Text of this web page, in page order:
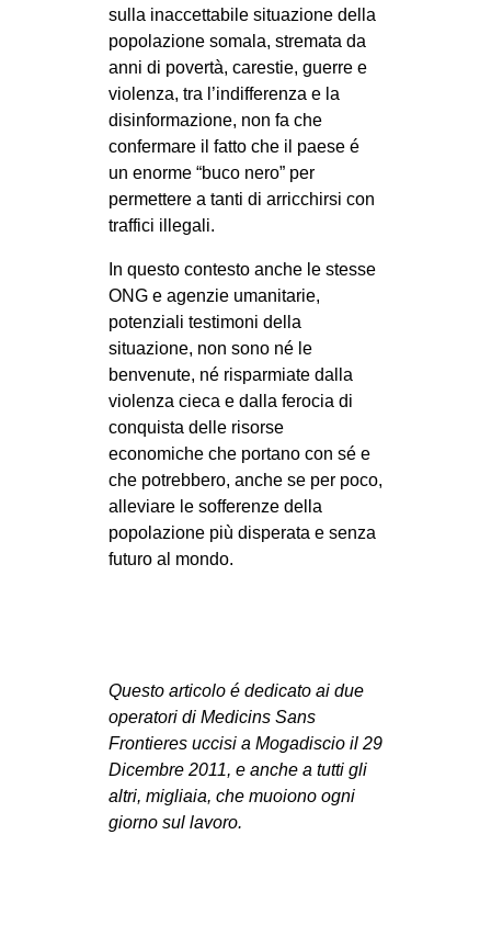
sulla inaccettabile situazione della
popolazione somala, stremata da
anni di povertà, carestie, guerre e
violenza, tra l’indifferenza e la
disinformazione, non fa che
confermare il fatto che il paese é
un enorme “buco nero” per
permettere a tanti di arricchirsi con
traffici illegali.
In questo contesto anche le stesse
ONG e agenzie umanitarie,
potenziali testimoni della
situazione, non sono né le
benvenute, né risparmiate dalla
violenza cieca e dalla ferocia di
conquista delle risorse
economiche che portano con sé e
che potrebbero, anche se per poco,
alleviare le sofferenze della
popolazione più disperata e senza
futuro al mondo.
Questo articolo é dedicato ai due
operatori di Medicins Sans
Frontieres uccisi a Mogadiscio il 29
Dicembre 2011, e anche a tutti gli
altri, migliaia, che muoiono ogni
giorno sul lavoro.